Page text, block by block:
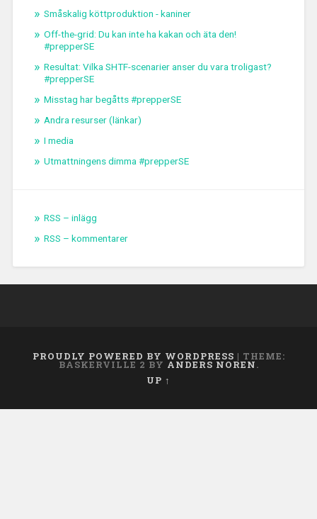
Småskalig köttproduktion - kaniner
Off-the-grid: Du kan inte ha kakan och äta den!
#prepperSE
Resultat: Vilka SHTF-scenarier anser du vara troligast?
#prepperSE
Misstag har begåtts #prepperSE
Andra resurser (länkar)
I media
Utmattningens dimma #prepperSE
RSS – inlägg
RSS – kommentarer
PROUDLY POWERED BY WORDPRESS | THEME:
BASKERVILLE 2 BY ANDERS NOREN.
UP ↑